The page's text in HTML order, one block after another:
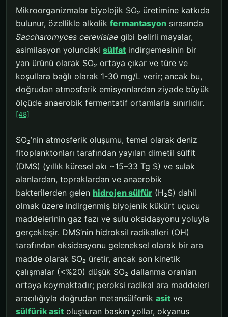
Mikroorganizmalar biyolojik SO₂ üretimine katkıda
bulunur, özellikle alkolik fermantasyon sırasında
Saccharomyces cerevisiae gibi belirli mayalar,
asimilasyon yolundaki sülfat indirgemesinin bir
yan ürünü olarak SO₂ ortaya çıkar ve türe ve
koşullara bağlı olarak 1-30 mg/L verir; ancak bu,
doğrudan atmosferik emisyonlardan ziyade büyük
ölçüde anaerobik fermentatif ortamlarla sınırlıdır.
[48]
SO₂’nin atmosferik oluşumu, temel olarak deniz
fitoplanktonları tarafından yayılan dimetil sülfit
(DMS) (yıllık küresel akı ~15–33 Tg S) ve sulak
alanlardan, topraklardan ve anaerobik
bakterilerden gelen hidrojen sülfür (H₂S) dahil
olmak üzere indirgenmiş biyojenik kükürt uçucu
maddelerinin gaz fazı ve sulu oksidasyonu yoluyla
gerçekleşir. DMS’nin hidroksil radikalleri (OH)
tarafından oksidasyonu geleneksel olarak bir ara
madde olarak SO₂ üretir, ancak son kinetik
çalışmalar (<%20) düşük SO₂ dallanma oranları
ortaya koymaktadır; peroksi radikal ara maddeleri
aracılığıyla doğrudan metansülfonik asit ve
sülfürik asit oluşturan baskın yollar, okyanus